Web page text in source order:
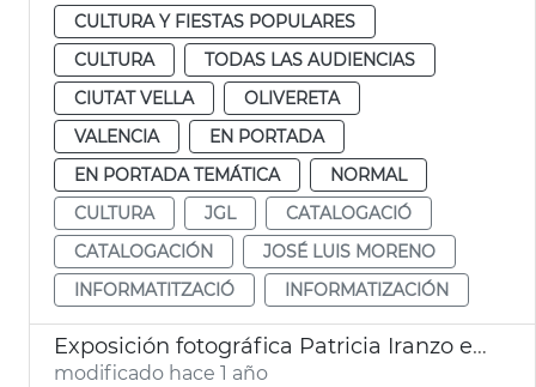
CULTURA Y FIESTAS POPULARES
CULTURA
TODAS LAS AUDIENCIAS
CIUTAT VELLA
OLIVERETA
VALENCIA
EN PORTADA
EN PORTADA TEMÁTICA
NORMAL
CULTURA
JGL
CATALOGACIÓ
CATALOGACIÓN
JOSÉ LUIS MORENO
INFORMATITZACIÓ
INFORMATIZACIÓN
Exposición fotográfica Patricia Iranzo en el Museo Historia de València
modificado hace 1 año